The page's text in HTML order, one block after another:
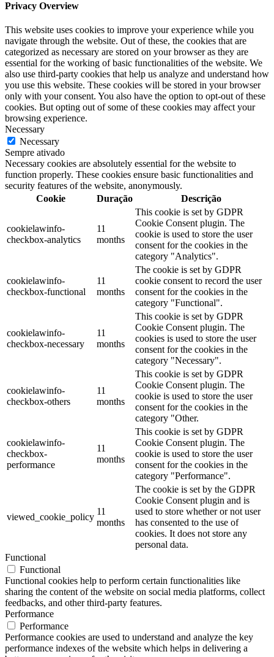
Privacy Overview
This website uses cookies to improve your experience while you
navigate through the website. Out of these, the cookies that are
categorized as necessary are stored on your browser as they are
essential for the working of basic functionalities of the website. We
also use third-party cookies that help us analyze and understand how
you use this website. These cookies will be stored in your browser
only with your consent. You also have the option to opt-out of these
cookies. But opting out of some of these cookies may affect your
browsing experience.
Necessary
Necessary
Sempre ativado
Necessary cookies are absolutely essential for the website to
function properly. These cookies ensure basic functionalities and
security features of the website, anonymously.
Cookie
Duração Descrição
cookielawinfo-
checkbox-analytics
11
months
This cookie is set by GDPR
Cookie Consent plugin. The
cookie is used to store the user
consent for the cookies in the
category "Analytics".
cookielawinfo-
checkbox-functional
11
months
The cookie is set by GDPR
cookie consent to record the user
consent for the cookies in the
category "Functional".
cookielawinfo-
checkbox-necessary
11
months
This cookie is set by GDPR
Cookie Consent plugin. The
cookies is used to store the user
consent for the cookies in the
category "Necessary".
cookielawinfo-
checkbox-others
11
months
This cookie is set by GDPR
Cookie Consent plugin. The
cookie is used to store the user
consent for the cookies in the
category "Other.
cookielawinfo-
checkbox-
performance
11
months
This cookie is set by GDPR
Cookie Consent plugin. The
cookie is used to store the user
consent for the cookies in the
category "Performance".
viewed_cookie_policy
11
months
The cookie is set by the GDPR
Cookie Consent plugin and is
used to store whether or not user
has consented to the use of
cookies. It does not store any
personal data.
Functional
Functional
Functional cookies help to perform certain functionalities like
sharing the content of the website on social media platforms, collect
feedbacks, and other third-party features.
Performance
Performance
Performance cookies are used to understand and analyze the key
performance indexes of the website which helps in delivering a